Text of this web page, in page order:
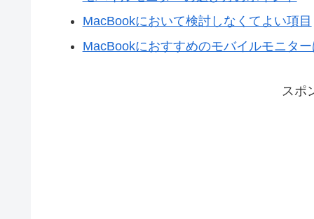
MacBookにおいて検討しなくてよい項目
MacBookにおすすめのモバイルモニター
スポ